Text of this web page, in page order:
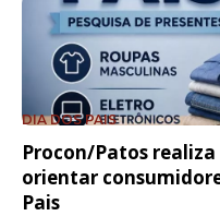
DIA DOS PAIS
Procon/Patos realiza
orientar
Pais